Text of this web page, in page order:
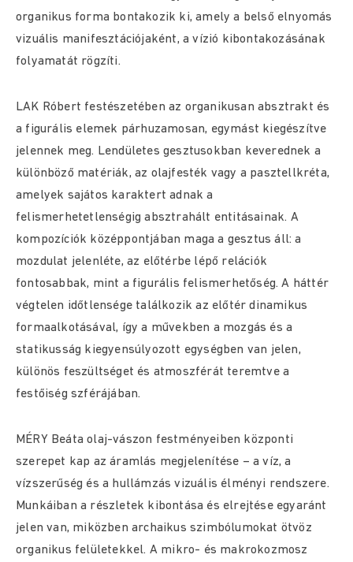
organikus forma bontakozik ki, amely a belső elnyomás
vizuális manifesztációjaként, a vízió kibontakozásának
folyamatát rögzíti.
LAK Róbert festészetében az organikusan absztrakt és
a figurális elemek párhuzamosan, egymást kiegészítve
jelennek meg. Lendületes gesztusokban keverednek a
különböző matériák, az olajfesték vagy a pasztellkréta,
amelyek sajátos karaktert adnak a
felismerhetetlenségig absztrahált entitásainak. A
kompozíciók középpontjában maga a gesztus áll: a
mozdulat jelenléte, az előtérbe lépő relációk
fontosabbak, mint a figurális felismerhetőség. A háttér
végtelen időtlensége találkozik az előtér dinamikus
formaalkotásával, így a művekben a mozgás és a
statikusság kiegyensúlyozott egységben van jelen,
különös feszültséget és atmoszférát teremtve a
festőiség szférájában.
MÉRY Beáta olaj-vászon festményeiben központi
szerepet kap az áramlás megjelenítése – a víz, a
vízszerűség és a hullámzás vizuális élményi rendszere.
Munkáiban a részletek kibontása és elrejtése egyaránt
jelen van, miközben archaikus szimbólumokat ötvöz
organikus felületekkel. A mikro- és makrokozmosz